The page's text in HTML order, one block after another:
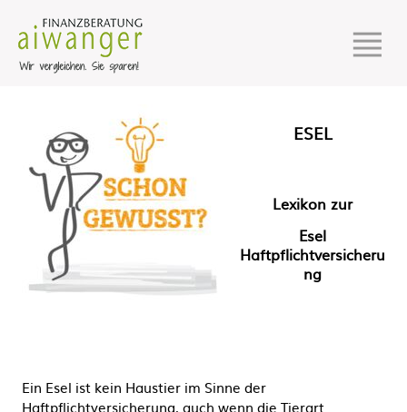
ESEL
Lexikon zur
Esel
Haftpflichtversicheru
ng
Ein Esel ist kein Haustier im Sinne der
Haftpflichtversicherung, auch wenn die Tierart